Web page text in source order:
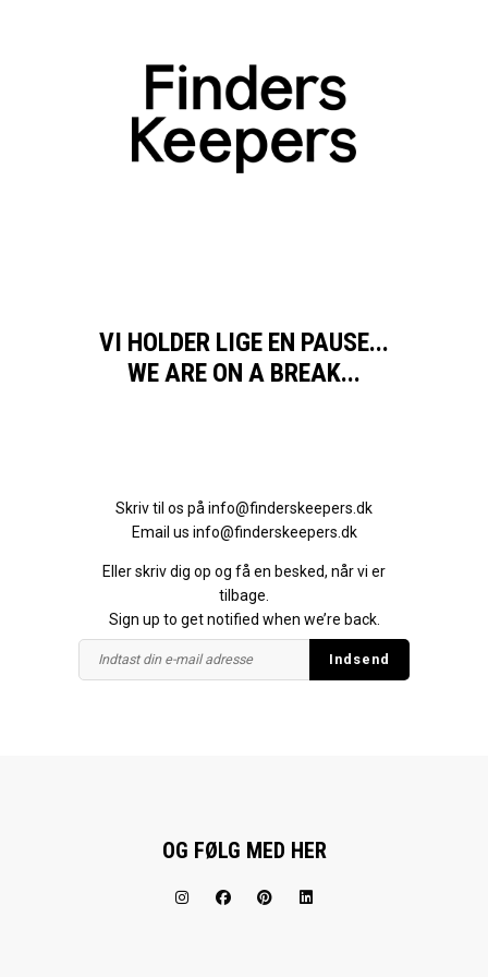
VI HOLDER LIGE EN PAUSE...
WE ARE ON A BREAK...
Skriv til os på info@finderskeepers.dk
Email us info@finderskeepers.dk
Eller skriv dig op og få en besked, når vi er
tilbage.
Sign up to get notified when we’re back.
OG FØLG MED HER